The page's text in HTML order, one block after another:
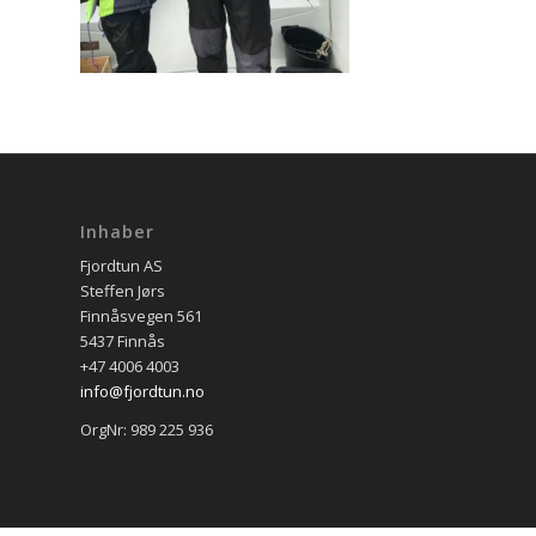
Inhaber
Fjordtun AS
Steffen Jørs
Finnåsvegen 561
5437 Finnås
+47 4006 4003
info@fjordtun.no
OrgNr: 989 225 936